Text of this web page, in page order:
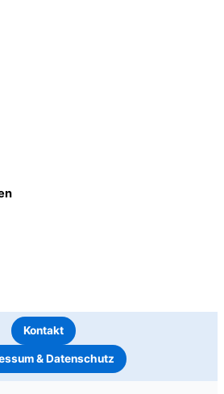
Kontakt
& Datenschutz